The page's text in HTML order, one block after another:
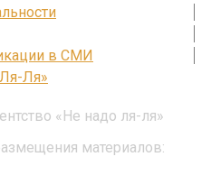
«Не надо ля-ля»
материалов:
в СМИ
Ля»